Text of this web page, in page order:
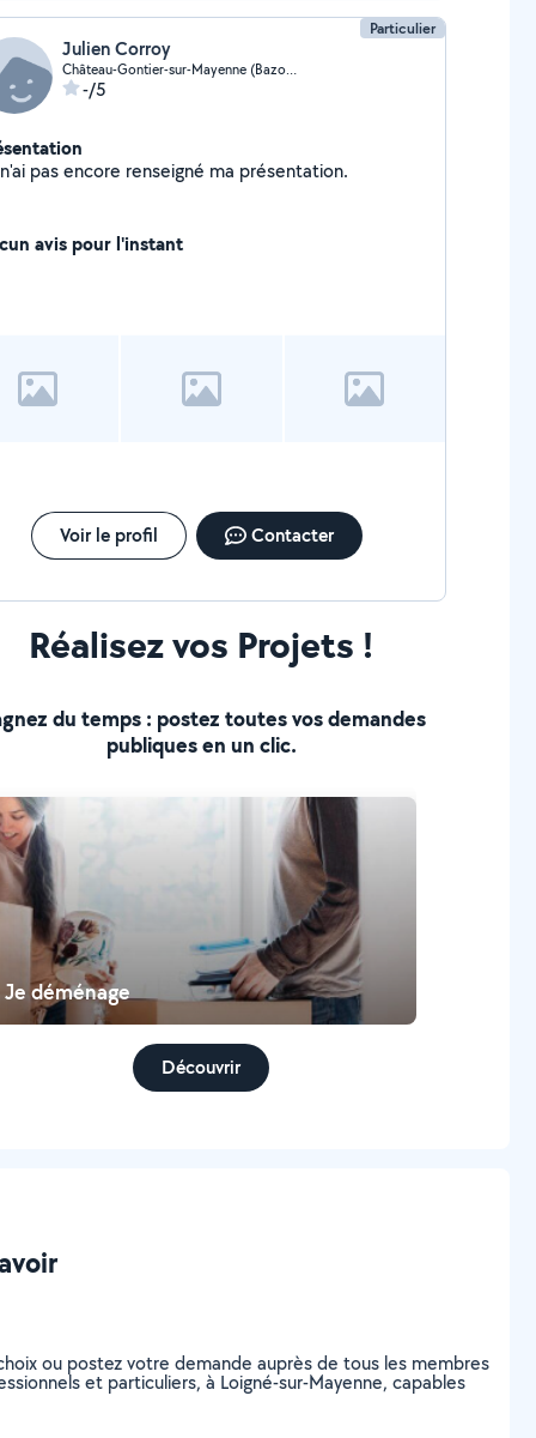
Particulier
Julien Corroy
Château-Gontier-sur-Mayenne (Bazouges-Ouest)
-/5
Je n'ai pas encore renseigné ma présentation.
avis pour l'instant
Voir le profil Contacter
Réalisez vos Projets !
du temps : postez toutes vos demandes
publiques en un clic.
Je déménage
Découvrir
ou postez votre demande auprès de tous les membres
et particuliers, à Loigné-sur-Mayenne, capables